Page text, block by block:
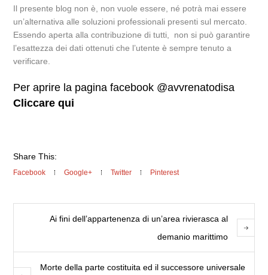
Il presente blog non è, non vuole essere, né potrà mai essere
un’alternativa alle soluzioni professionali presenti sul mercato.
Essendo aperta alla contribuzione di tutti, non si può garantire
l’esattezza dei dati ottenuti che l’utente è sempre tenuto a
verificare.
Per aprire la pagina facebook @avvrenatodisa
Cliccare qui
Share This:
Facebook Google+ Twitter Pinterest
Ai fini dell’appartenenza di un’area rivierasca al
demanio marittimo
Morte della parte costituita ed il successore universale